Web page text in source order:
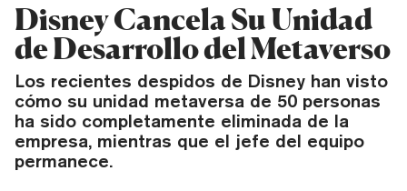
Disney Cancela Su Unidad
de Desarrollo del Metaverso
Los recientes despidos de Disney han visto
cómo su unidad metaversa de 50 personas
ha sido completamente eliminada de la
empresa, mientras que el jefe del equipo
permanece.